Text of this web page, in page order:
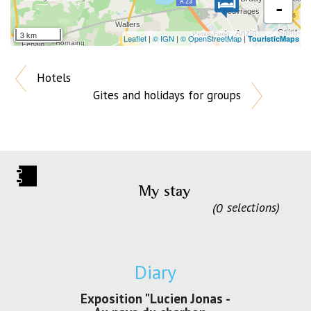
3 km
-
Leaflet | © IGN | © OpenStreetMap|TouristicMaps
Hotels
Gites and holidays for groups
My stay
selections
0
Diary
Exposition "Lucien Jonas -